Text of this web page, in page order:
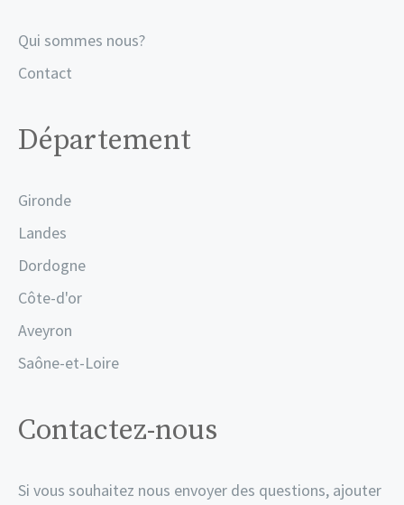
Qui sommes nous?
Contact
Département
Gironde
Landes
Dordogne
Côte-d'or
Aveyron
Saône-et-Loire
Contactez-nous
Si vous souhaitez nous envoyer des questions, ajouter